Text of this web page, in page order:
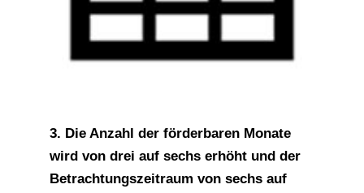
3. Die Anzahl der förderbaren Monate
wird von drei auf sechs erhöht und der
Betrachtungszeitraum von sechs auf